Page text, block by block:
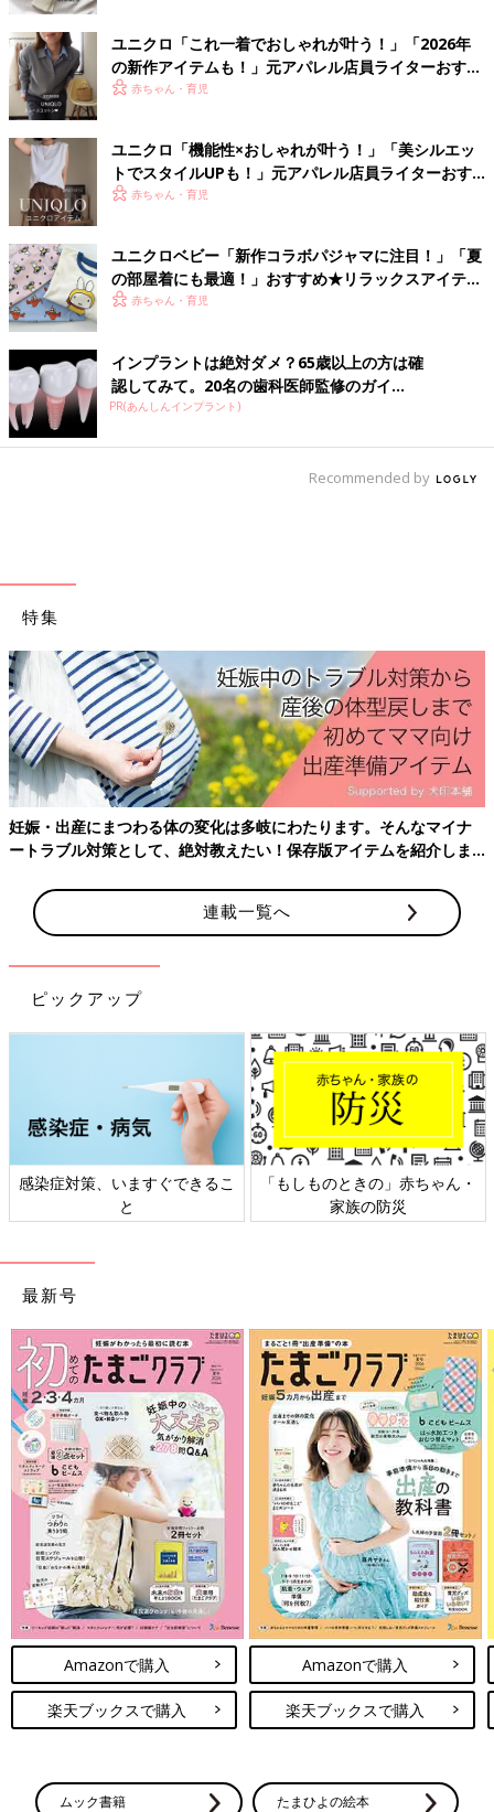
ンナーに、春からは抜き襟気味にして１枚で、と冬から春まで着
カブりが少ないメンズアイテムも狙い目！
爽やかなグリーンと黒白ボーダーの春物で親子リンクコーデ。マ
ロカブりも避けられるし、シルエットも新鮮ですね。レディース
のハイライズシガレットジーンズはパステルすぎて、という人に
はメンズのカラージーンズがオススメ！
ひとつ、カラバリを最大限に利用するべし
プチプライスだからこそ、色使いで冒険ができるのもユニクロの
魅力。カラーボトムスや白いアイテムはやや敷居が高く無難なチ
ョイスをしがちですが、新しい自分を発見したいなら一度トライ
してみるべき。
情熱的な赤いスカートもシンプルデザインだから◎
ユニクロ「これ一着でおしゃれが叶う！」「2026年
の新作アイテムも！」元アパレル店員ライターおすす
め★春トップス4選
赤ちゃん・育児
ユニクロ「機能性×おしゃれが叶う！」「美シルエッ
トでスタイルUPも！」元アパレル店員ライターおす
すめ★夏の涼しげアイテム5選
赤ちゃん・育児
ユニクロベビー「新作コラボパジャマに注目！」「夏
の部屋着にも最適！」おすすめ★リラックスアイテム
5選赤ちゃん・育児
インプラントは絶対ダメ？65歳以上の方は確
認してみて。20名の歯科医師監修のガイ...
PR(あんしんインプラント)
Recommended by
特集
妊娠・出産にまつわる体の変化は多岐にわたります。そんなマイナ
ートラブル対策として、絶対教えたい！保存版アイテムを紹介しま
連載一覧へ
ピックアップ
感染症対策、いますぐできるこ
と
「もしものときの」赤ちゃん・
家族の防災
最新号
Amazonで購入
楽天ブックスで購入
Amazonで購入
楽天ブックスで購入
ムック書籍 たまひよの絵本